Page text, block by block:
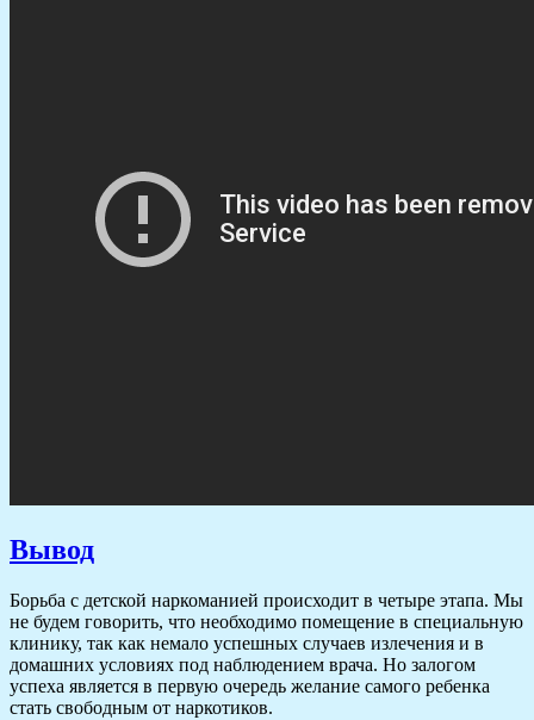
Вывод
Борьба с детской наркоманией происходит в четыре этапа. Мы
не будем говорить, что необходимо помещение в специальную
клинику, так как немало успешных случаев излечения и в
домашних условиях под наблюдением врача. Но залогом
успеха является в первую очередь желание самого ребенка
стать свободным от наркотиков.